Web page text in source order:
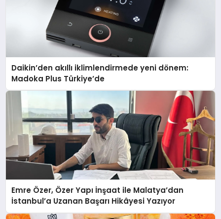
Daikin’den akıllı iklimlendirmede yeni dönem:
Madoka Plus Türkiye’de
Emre Özer, Özer Yapı İnşaat ile Malatya’dan
İstanbul’a Uzanan Başarı Hikâyesi Yazıyor